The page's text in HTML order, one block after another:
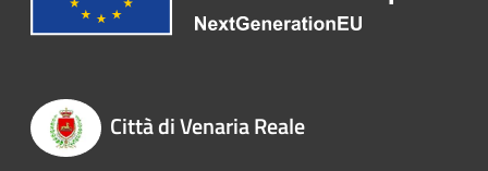
Città di Venaria Reale